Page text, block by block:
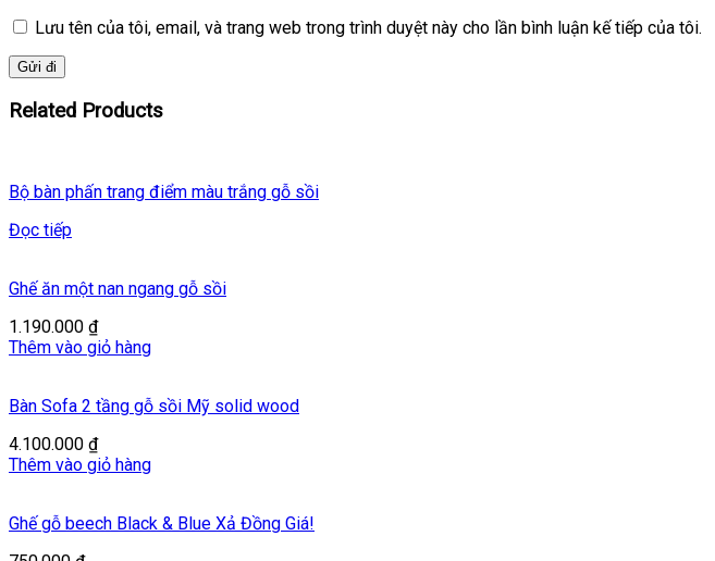
Lưu tên của tôi, email, và trang web trong trình duyệt này cho lần bình luận kế tiếp của tôi.
Related Products
Bộ bàn phấn trang điểm màu trắng gỗ sồi
Đọc tiếp
Ghế ăn một nan ngang gỗ sồi
1.190.000 ₫
Thêm vào giỏ hàng
Bàn Sofa 2 tầng gỗ sồi Mỹ solid wood
4.100.000 ₫
Thêm vào giỏ hàng
Ghế gỗ beech Black & Blue Xả Đồng Giá!